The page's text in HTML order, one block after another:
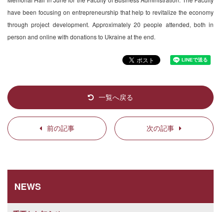
have been focusing on entrepreneurship that help to revitalize the economy
through project development. Approximately 20 people attended, both in
person and online with donations to Ukraine at the end.
前の記事
一覧へ戻る
次の記事
NEWS